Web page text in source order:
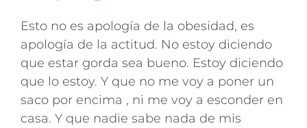
Esto no es apología de la obesidad, es
apología de la actitud. No estoy diciendo
que estar gorda sea bueno. Estoy diciendo
que lo estoy. Y que no me voy a poner un
saco por encima , ni me voy a esconder en
casa. Y que nadie sabe nada de mis